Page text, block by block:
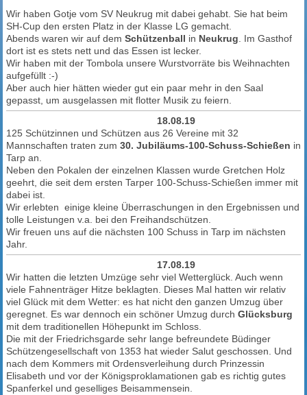
Wir haben Gotje vom SV Neukrug mit dabei gehabt. Sie hat beim
SH-Cup den ersten Platz in der Klasse LG gemacht.
Abends waren wir auf dem Schützenball in Neukrug. Im Gasthof
dort ist es stets nett und das Essen ist lecker.
Wir haben mit der Tombola unsere Wurstvorräte bis Weihnachten
aufgefüllt :-)
Aber auch hier hätten wieder gut ein paar mehr in den Saal
gepasst, um ausgelassen mit flotter Musik zu feiern.
18.08.19
125 Schützinnen und Schützen aus 26 Vereine mit 32
Mannschaften traten zum 30. Jubiläums-100-Schuss-Schießen in
Tarp an.
Neben den Pokalen der einzelnen Klassen wurde Gretchen Holz
geehrt, die seit dem ersten Tarper 100-Schuss-Schießen immer mit
dabei ist.
Wir erlebten einige kleine Überraschungen in den Ergebnissen und
tolle Leistungen v.a. bei den Freihandschützen.
Wir freuen uns auf die nächsten 100 Schuss in Tarp im nächsten
Jahr.
17.08.19
Wir hatten die letzten Umzüge sehr viel Wetterglück. Auch wenn
viele Fahnenträger Hitze beklagten. Dieses Mal hatten wir relativ
viel Glück mit dem Wetter: es hat nicht den ganzen Umzug über
geregnet. Es war dennoch ein schöner Umzug durch Glücksburg
mit dem traditionellen Höhepunkt im Schloss.
Die mit der Friedrichsgarde sehr lange befreundete Büdinger
Schützengesellschaft von 1353 hat wieder Salut geschossen. Und
nach dem Kommers mit Ordensverleihung durch Prinzessin
Elisabeth und vor der Königsproklamationen gab es richtig gutes
Spanferkel und geselliges Beisammensein.